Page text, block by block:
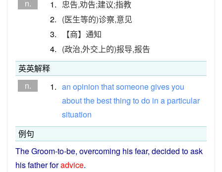
n.
1. 忠告,劝告;建议;指教
2. (医生等的)诊察,意见
3.
【商】通知
4. (政治,外交上的)报导,报告
英英解释
n.
1. an opinion thatsomeonegivesyou
aboutthebestthing to do in a particular
situation
例句
The Groom-to-be, overcoming hisfear, decided toask
hisfatherforadvice.